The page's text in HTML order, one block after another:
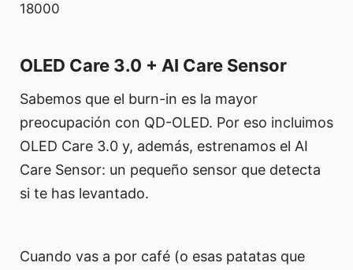
18000
OLED Care 3.0 + AI Care Sensor
Sabemos que el burn-in es la mayor
preocupación con QD-OLED. Por eso incluimos
OLED Care 3.0 y, además, estrenamos el AI
Care Sensor: un pequeño sensor que detecta
si te has levantado.
Cuando vas a por café (o esas patatas que